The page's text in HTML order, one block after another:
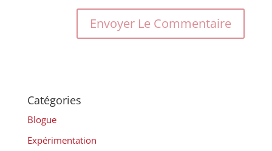
Catégories
Blogue
Expérimentation